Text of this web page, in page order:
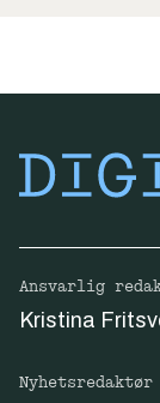
Ansvarlig
Kristina
Nyhetsredaktør